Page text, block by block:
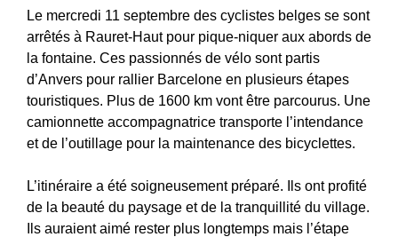
Le mercredi 11 septembre des cyclistes belges se sont
arrêtés à Rauret-Haut pour pique-niquer aux abords de
la fontaine. Ces passionnés de vélo sont partis
d’Anvers pour rallier Barcelone en plusieurs étapes
touristiques. Plus de 1600 km vont être parcourus. Une
camionnette accompagnatrice transporte l’intendance
et de l’outillage pour la maintenance des bicyclettes.
L’itinéraire a été soigneusement préparé. Ils ont profité
de la beauté du paysage et de la tranquillité du village.
Ils auraient aimé rester plus longtemps mais l’étape